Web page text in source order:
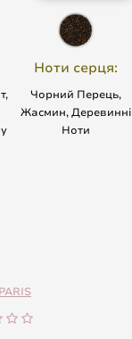
Ноти серця:
Чорний Перець,
Жасмин, Деревинні
Ноти